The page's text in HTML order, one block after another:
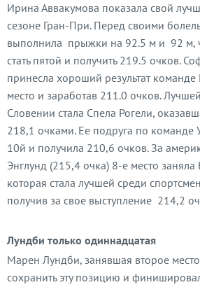
Ирина Аввакумова показала свой
сезоне Гран-При. Перед своими
выполнила прыжки на 92.5 м и 92 м,
стать пятой и получить 219.5 очков.
принесла хороший результат команде
место и заработав 211.0 очков.
Словении стала Спела Рогели,
218,1 очками. Ее подруга по команде
10й и получила 210,6 очков. За
Энглунд (215,4 очка) 8-е место заняла
которая стала лучшей среди
получив за свое выступление 214,2
Лундби только одиннадцатая
Марен Лундби, занявшая второе место
сохранить эту позицию и